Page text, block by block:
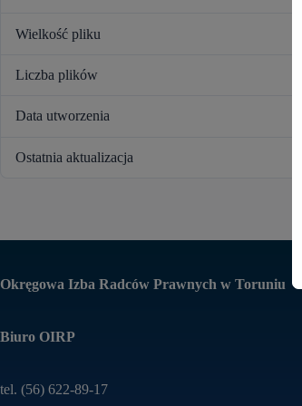
Wielkość pliku
Liczba plików
Data utworzenia
Ostatnia aktualizacja
Okręgowa Izba Radców Prawnych w Toruniu
Biuro OIRP
tel. (56) 622-89-17